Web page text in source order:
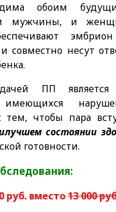
обоим
и мужчины, и
совместно несут
ПП
имеющихся
тем, чтобы пара
состоянии
готовности.
руб. вместо13 000